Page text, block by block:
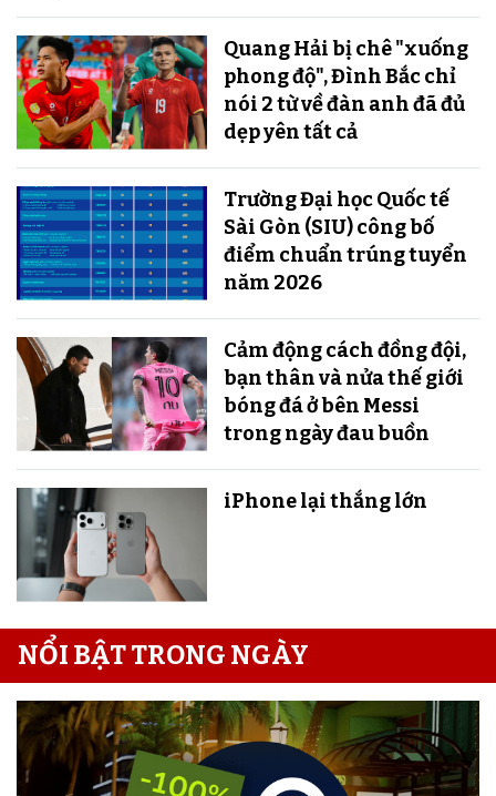
Quang Hải bị chê "xuống
phong độ", Đình Bắc chỉ
nói 2 từ về đàn anh đã đủ
dẹp yên tất cả
Trường Đại học Quốc tế
Sài Gòn (SIU) công bố
điểm chuẩn trúng tuyển
năm 2026
Cảm động cách đồng đội,
bạn thân và nửa thế giới
bóng đá ở bên Messi
trong ngày đau buồn
iPhone lại thắng lớn
NỔI BẬT TRONG NGÀY